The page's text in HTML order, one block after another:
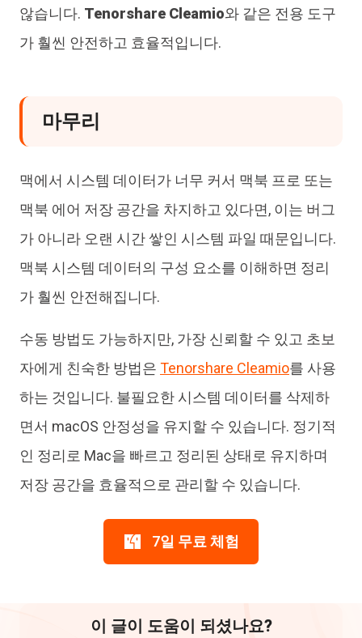
않습니다. Tenorshare Cleamio와 같은 전용 도구
가 훨씬 안전하고 효율적입니다.
마무리
맥에서 시스템 데이터가 너무 커서 맥북 프로 또는
맥북 에어 저장 공간을 차지하고 있다면, 이는 버그
가 아니라 오랜 시간 쌓인 시스템 파일 때문입니다.
맥북 시스템 데이터의 구성 요소를 이해하면 정리
가 훨씬 안전해집니다.
수동 방법도 가능하지만, 가장 신뢰할 수 있고 초보
자에게 친숙한 방법은 Tenorshare Cleamio를 사용
하는 것입니다. 불필요한 시스템 데이터를 삭제하
면서 macOS 안정성을 유지할 수 있습니다. 정기적
인 정리로 Mac을 빠르고 정리된 상태로 유지하며
저장 공간을 효율적으로 관리할 수 있습니다.
7일 무료 체험
이 글이 도움이 되셨나요?